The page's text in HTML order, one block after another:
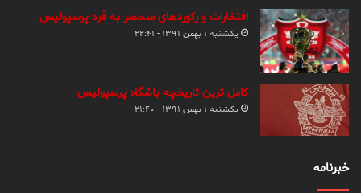
افتخارات و رکوردهای منحصر به فرد پرسپولیس
یکشنبه ۱ بهمن ۱۳۹۱ - ۲۲:۴۱
کامل ترین تاریخچه باشگاه پرسپولیس
یکشنبه ۱ بهمن ۱۳۹۱ - ۲۱:۴۰
خبرنامه